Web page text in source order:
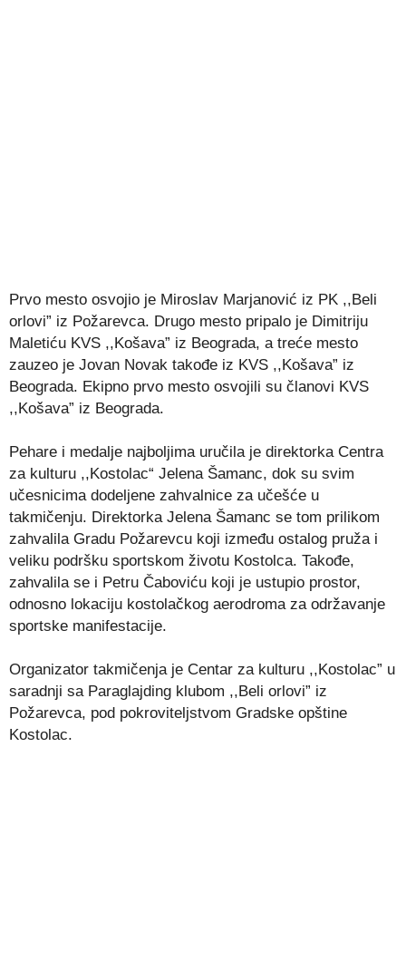
Prvo mesto osvojio je Miroslav Marjanović iz PK ,,Beli
orlovi” iz Požarevca. Drugo mesto pripalo je Dimitriju
Maletiću KVS ,,Košava” iz Beograda, a treće mesto
zauzeo je Jovan Novak takođe iz KVS ,,Košava” iz
Beograda. Ekipno prvo mesto osvojili su članovi KVS
,,Košava” iz Beograda.
Pehare i medalje najboljima uručila je direktorka Centra
za kulturu ,,Kostolac“ Jelena Šamanc, dok su svim
učesnicima dodeljene zahvalnice za učešće u
takmičenju. Direktorka Jelena Šamanc se tom prilikom
zahvalila Gradu Požarevcu koji između ostalog pruža i
veliku podršku sportskom životu Kostolca. Takođe,
zahvalila se i Petru Čaboviću koji je ustupio prostor,
odnosno lokaciju kostolačkog aerodroma za održavanje
sportske manifestacije.
Organizator takmičenja je Centar za kulturu ,,Kostolac” u
saradnji sa Paraglajding klubom ,,Beli orlovi” iz
Požarevca, pod pokroviteljstvom Gradske opštine
Kostolac.